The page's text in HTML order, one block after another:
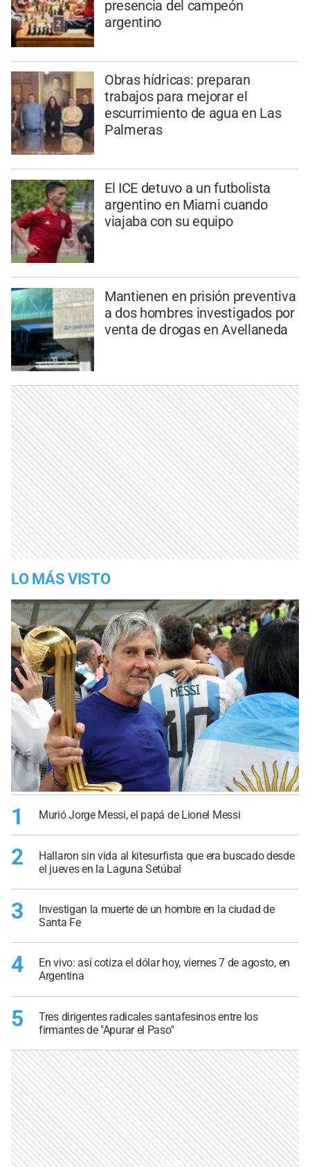
presencia del campeón
argentino
Obras hídricas: preparan
trabajos para mejorar el
escurrimiento de agua en Las
Palmeras
El ICE detuvo a un futbolista
argentino en Miami cuando
viajaba con su equipo
Mantienen en prisión preventiva
a dos hombres investigados por
venta de drogas en Avellaneda
LO MÁS VISTO
1 Murió Jorge Messi, el papá de Lionel Messi
2
Hallaron sin vida al kitesurfista que era buscado desde
el jueves en la Laguna Setúbal
3
Investigan la muerte de un hombre en la ciudad de
Santa Fe
4
En vivo: así cotiza el dólar hoy, viernes 7 de agosto, en
Argentina
5
Tres dirigentes radicales santafesinos entre los
firmantes de "Apurar el Paso"